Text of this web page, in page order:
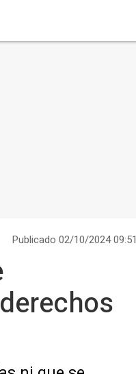
Publicado 02/10/2024 09:51